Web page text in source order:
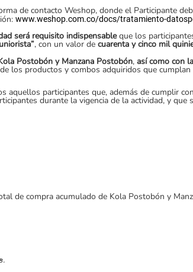
de contacto Weshop, donde el Participante
www.weshop.com.co/docs/tratamiento-datos
será requisito indispensableque los
, con un valor decuarenta y cinco mil
Postobón y Manzana Postobón,así como con
los productos y combos adquiridos que
aquellos participantes que, además de cumplir
durante la vigencia de la actividad, y
de compra acumulado de Kola Postobón y
.